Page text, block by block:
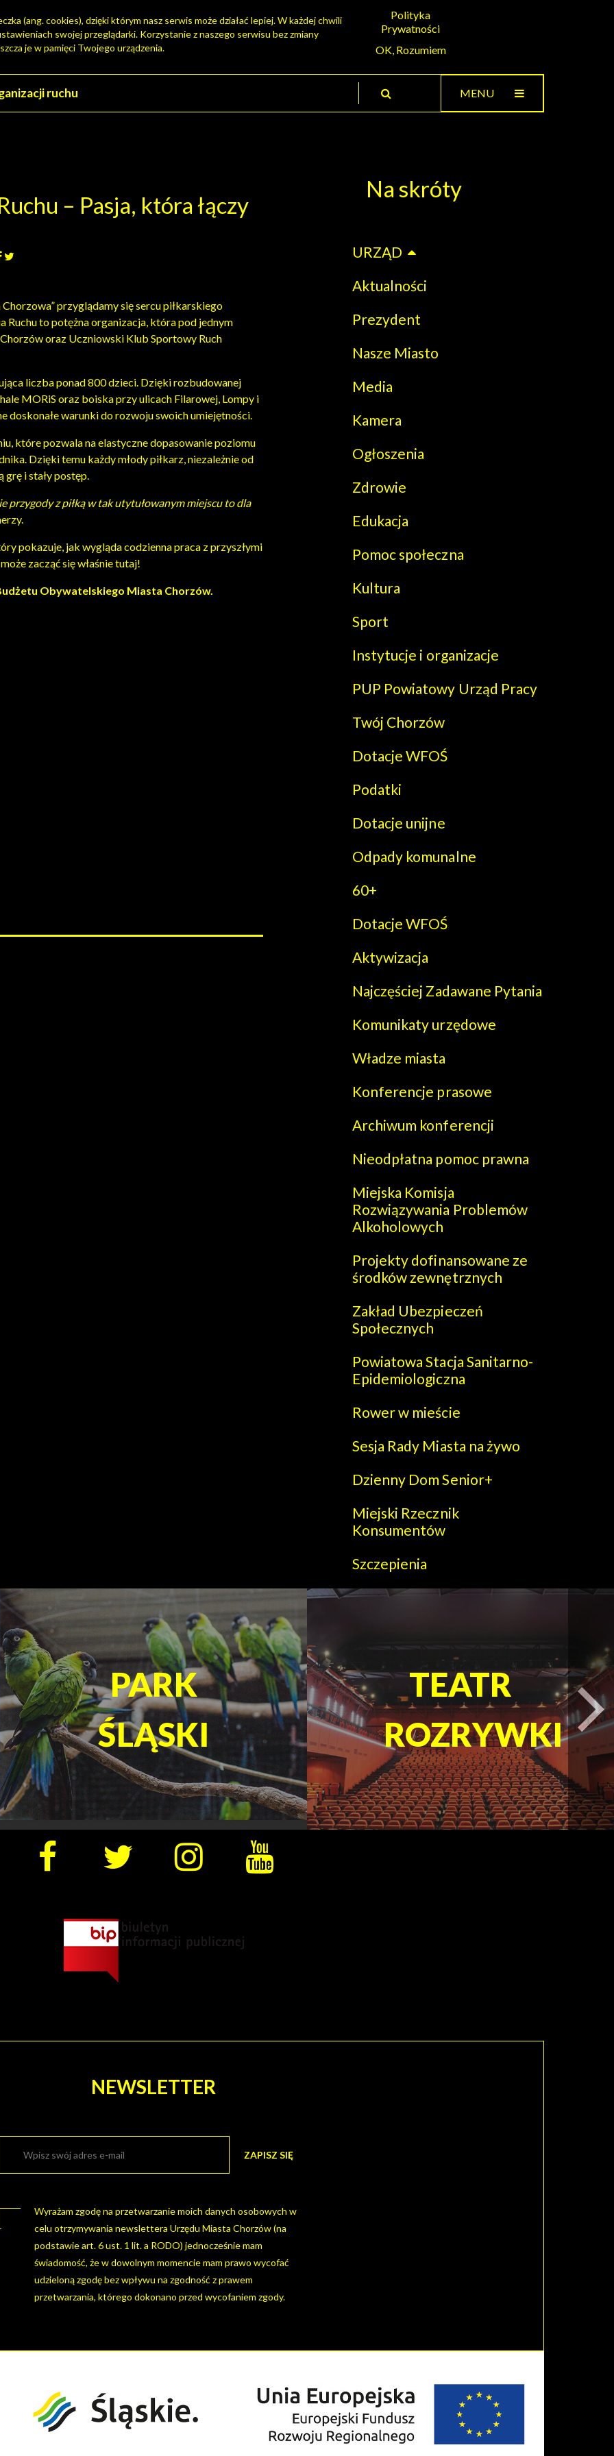
MENU
– Pasja, która łączy
przyglądamy się sercu piłkarskiego
Ruchu to potężna organizacja, która pod jednym
oraz Uczniowski Klub Sportowy Ruch
liczba ponad 800 dzieci. Dzięki rozbudowanej
MORiS oraz boiska przy ulicach Filarowej, Lompy i
doskonałe warunki do rozwoju swoich umiejętności.
które pozwala na elastyczne dopasowanie poziomu
Dzięki temu każdy młody piłkarz, niezależnie od
grę i stały postęp.
przygody z piłką w tak utytułowanym miejscu to dla
pokazuje, jak wygląda codzienna praca z przyszłymi
zacząć się właśnie tutaj!
Obywatelskiego Miasta Chorzów.
Na skróty
URZĄD
Aktualności
Prezydent
Nasze Miasto
Media
Kamera
Ogłoszenia
Zdrowie
Edukacja
Pomoc społeczna
Kultura
Sport
Instytucje i organizacje
PUP Powiatowy Urząd Pracy
Twój Chorzów
Dotacje WFOŚ
Podatki
Dotacje unijne
Odpady komunalne
60+
Dotacje WFOŚ
Aktywizacja
Najczęściej Zadawane Pytania
Komunikaty urzędowe
Władze miasta
Konferencje prasowe
Archiwum konferencji
Nieodpłatna pomoc prawna
Miejska Komisja
Rozwiązywania Problemów
Alkoholowych
Projekty dofinansowane ze
środków zewnętrznych
Zakład Ubezpieczeń
Społecznych
Powiatowa Stacja Sanitarno-
Epidemiologiczna
Rower w mieście
Sesja Rady Miasta na żywo
Dzienny Dom Senior+
Miejski Rzecznik
Konsumentów
Szczepienia
TEATR
ROZRYWKI
NEWSLETTER
Wyrażam zgodę na przetwarzanie moich danych osobowych w
celu otrzymywania newslettera Urzędu Miasta Chorzów (na
podstawie art. 6 ust. 1 lit. a RODO) jednocześnie mam
świadomość, że w dowolnym momencie mam prawo wycofać
udzieloną zgodę bez wpływu na zgodność z prawem
przetwarzania, którego dokonano przed wycofaniem zgody.
Polityka
Prywatności
OK, Rozumiem
(ang. cookies), dzięki którym nasz serwis może działać lepiej. W każdej chwili
swojej przeglądarki. Korzystanie z naszego serwisu bez zmiany
je w pamięci Twojego urządzenia.